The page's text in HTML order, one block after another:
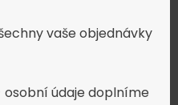
vaše objednávky
osobní údaje doplníme